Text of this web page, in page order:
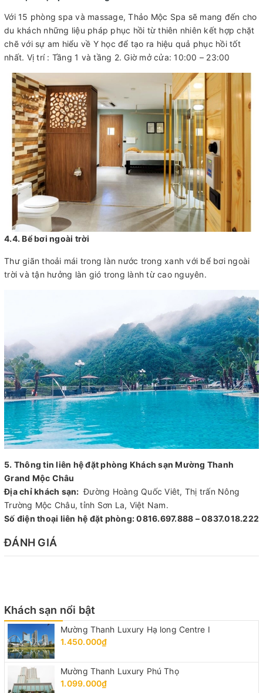
Với 15 phòng spa và massage, Thảo Mộc Spa sẽ mang đến cho
du khách những liệu pháp phục hồi từ thiên nhiên kết hợp chặt
chẽ với sự am hiểu về Y học để tạo ra hiệu quả phục hồi tốt
nhất. Vị trí : Tầng 1 và tầng 2. Giờ mở cửa: 10:00 – 23:00
4.4. Bể bơi ngoài trời
Thư giãn thoải mái trong làn nước trong xanh với bể bơi ngoài
trời và tận hưởng làn gió trong lành từ cao nguyên.
5. Thông tin liên hệ đặt phòng Khách sạn Mường Thanh
Grand Mộc Châu
Địa chỉ khách sạn: Đường Hoàng Quốc Viêt, Thị trấn Nông
Trường Mộc Châu, tỉnh Sơn La, Việt Nam.
Số điện thoại liên hệ đặt phòng: 0816.697.888 – 0837.018.222
ĐÁNH GIÁ
Khách sạn nổi bật
Mường Thanh Luxury Hạ long Centre I
1.450.000₫
Mường Thanh Luxury Phú Thọ
1.099.000₫